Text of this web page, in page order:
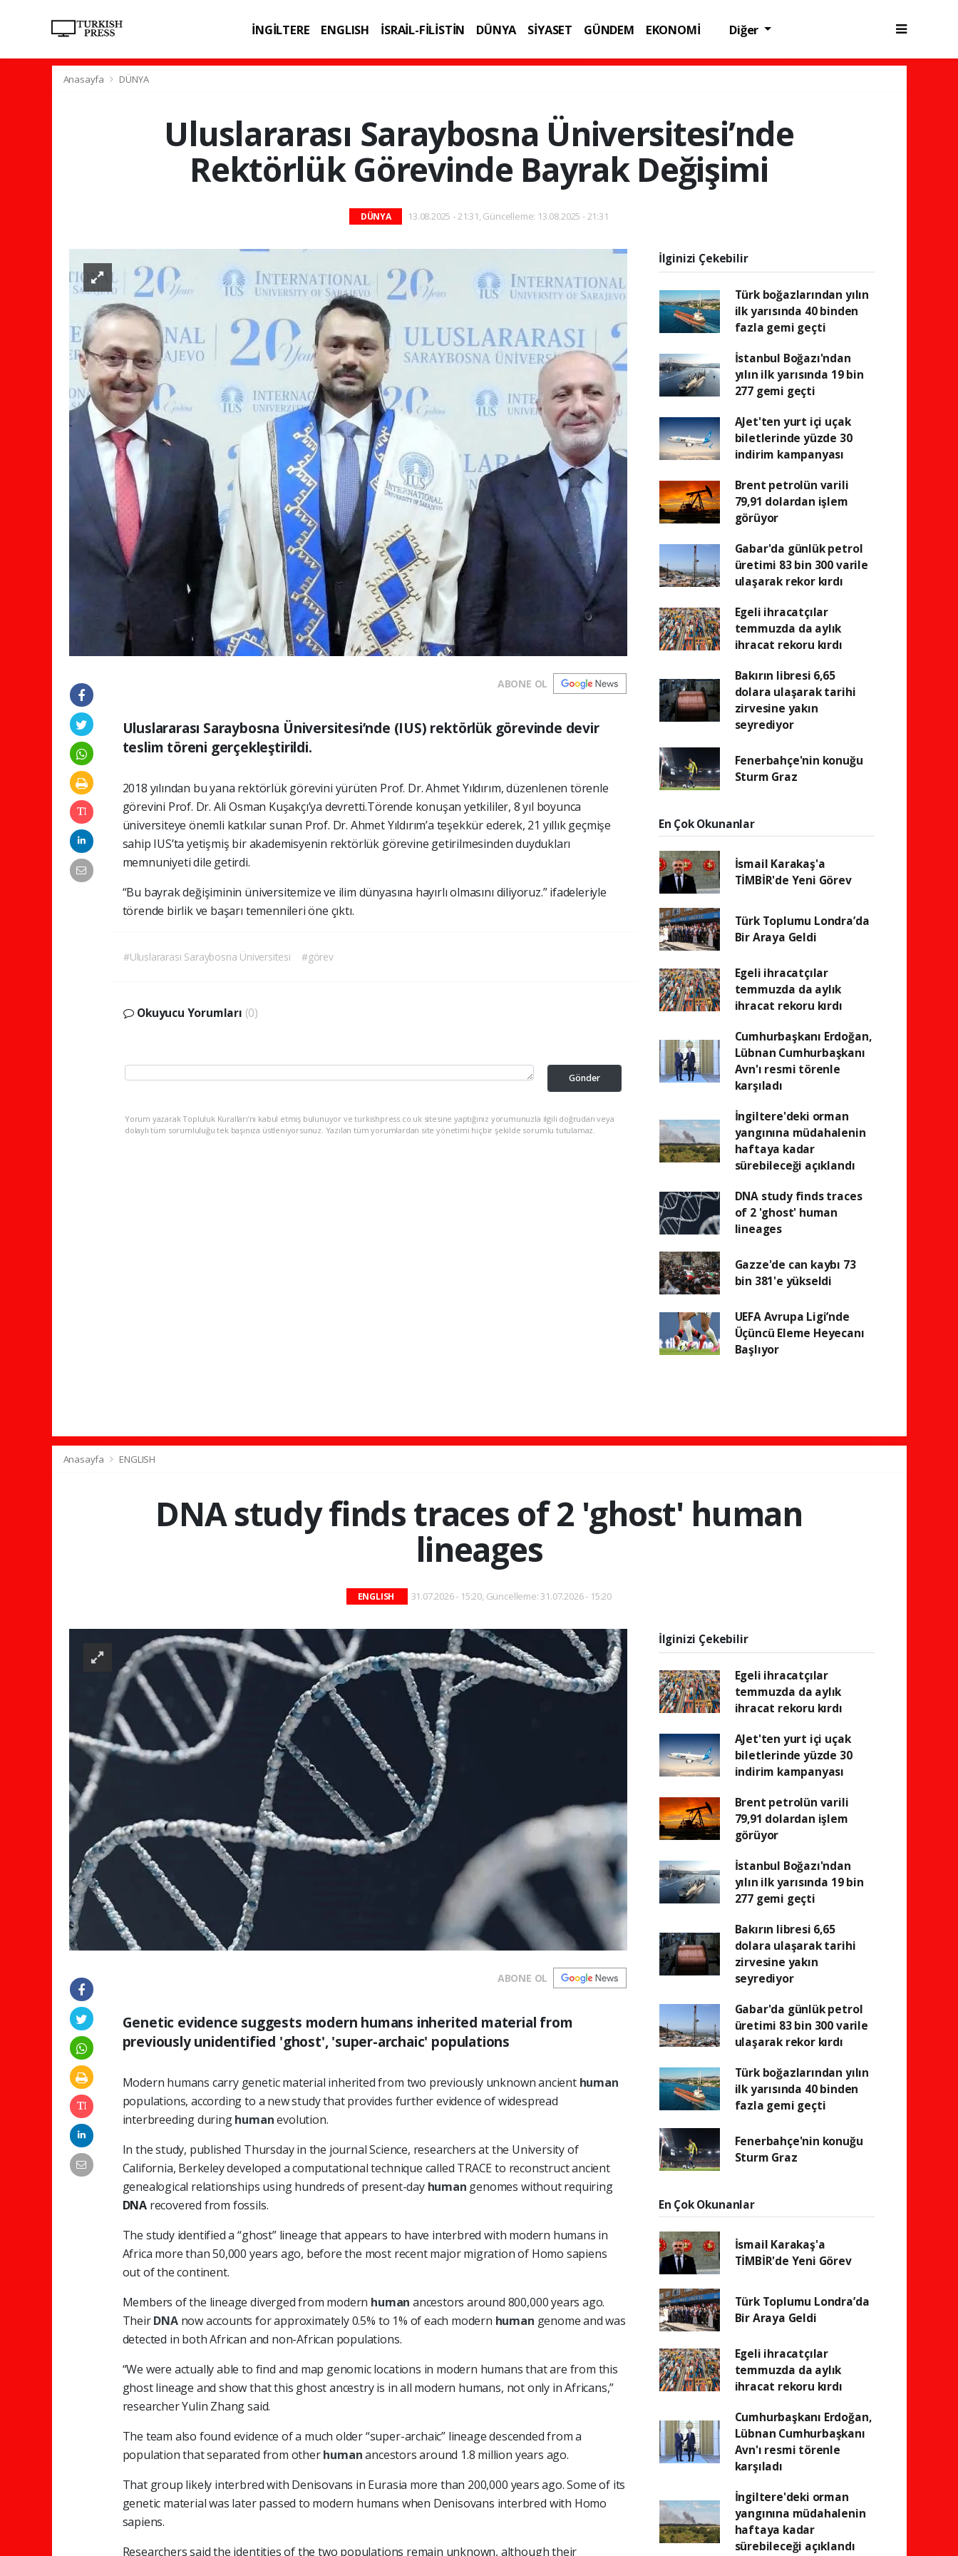
İNGİLTERE ENGLISH İSRAİL-FİLİSTİN DÜNYA SİYASET GÜNDEM
EKONOMİ
Diğer
Anasayfa DÜNYA
Uluslararası Saraybosna Üniversitesi’nde
Rektörlük Görevinde Bayrak Değişimi
DÜNYA 13.08.2025 - 21:31, Güncelleme: 13.08.2025 - 21:31
ABONE OL
Uluslararası Saraybosna Üniversitesi’nde (IUS) rektörlük görevinde devir
teslim töreni gerçekleştirildi.
2018 yılından bu yana rektörlük görevini yürüten Prof. Dr. Ahmet Yıldırım, düzenlenen törenle
görevini Prof. Dr. Ali Osman Kuşakçı’ya devretti.Törende konuşan yetkililer, 8 yıl boyunca
üniversiteye önemli katkılar sunan Prof. Dr. Ahmet Yıldırım’a teşekkür ederek, 21 yıllık geçmişe
sahip IUS’ta yetişmiş bir akademisyenin rektörlük görevine getirilmesinden duydukları
memnuniyeti dile getirdi.
“Bu bayrak değişiminin üniversitemize ve ilim dünyasına hayırlı olmasını diliyoruz.” ifadeleriyle
törende birlik ve başarı temennileri öne çıktı.
#Uluslararası Saraybosna Üniversitesi #görev
Okuyucu Yorumları (0)
Gönder
Yorum yazarak Topluluk Kuralları’nı kabul etmiş bulunuyor ve turkishpress.co.uk sitesine yaptığınız yorumunuzla ilgili doğrudan veya
dolaylı tüm sorumluluğu tek başınıza üstleniyorsunuz. Yazılan tüm yorumlardan site yönetimi hiçbir şekilde sorumlu tutulamaz.
İlginizi Çekebilir
Türk boğazlarından yılın
ilk yarısında 40 binden
fazla gemi geçti
İstanbul Boğazı'ndan
yılın ilk yarısında 19 bin
277 gemi geçti
AJet'ten yurt içi uçak
biletlerinde yüzde 30
indirim kampanyası
Brent petrolün varili
79,91 dolardan işlem
görüyor
Gabar'da günlük petrol
üretimi 83 bin 300 varile
ulaşarak rekor kırdı
Egeli ihracatçılar
temmuzda da aylık
ihracat rekoru kırdı
Bakırın libresi 6,65
dolara ulaşarak tarihi
zirvesine yakın
seyrediyor
Fenerbahçe'nin konuğu
Sturm Graz
En Çok Okunanlar
İsmail Karakaş'a
TİMBİR'de Yeni Görev
Türk Toplumu Londra’da
Bir Araya Geldi
Egeli ihracatçılar
temmuzda da aylık
ihracat rekoru kırdı
Cumhurbaşkanı Erdoğan,
Lübnan Cumhurbaşkanı
Avn'ı resmi törenle
karşıladı
İngiltere'deki orman
yangınına müdahalenin
haftaya kadar
sürebileceği açıklandı
DNA study finds traces
of 2 'ghost' human
lineages
Gazze'de can kaybı 73
bin 381'e yükseldi
UEFA Avrupa Ligi’nde
Üçüncü Eleme Heyecanı
Başlıyor
Anasayfa ENGLISH
DNA study finds traces of 2 'ghost' human
lineages
ENGLISH 31.07.2026 - 15:20, Güncelleme: 31.07.2026 - 15:20
ABONE OL
Genetic evidence suggests modern humans inherited material from
previously unidentified 'ghost', 'super-archaic' populations
Modern humans carry genetic material inherited from two previously unknown ancient human
populations, according to a new study that provides further evidence of widespread
interbreeding duringhumanevolution.
In the study, published Thursday in the journal Science, researchers at the University of
California, Berkeley developed a computational technique called TRACE to reconstruct ancient
genealogical relationships using hundreds of present-day human genomes without requiring
DNArecovered from fossils.
The study identified a “ghost” lineage that appears to have interbred with modern humans in
Africa more than 50,000 years ago, before the most recent major migration of Homo sapiens
out of the continent.
Members of the lineage diverged from modern human ancestors around 800,000 years ago.
TheirDNA now accounts for approximately 0.5% to 1% of each modern human genome and was
detected in both African and non-African populations.
“We were actually able to find and map genomic locations in modern humans that are from this
ghost lineage and show that this ghost ancestry is in all modern humans, not only in Africans,”
researcher Yulin Zhang said.
The team also found evidence of a much older “super-archaic” lineage descended from a
population that separated from otherhumanancestors around 1.8 million years ago.
That group likely interbred with Denisovans in Eurasia more than 200,000 years ago. Some of its
genetic material was later passed to modern humans when Denisovans interbred with Homo
sapiens.
Researchers said the identities of the two populations remain unknown, although their
İlginizi Çekebilir
Egeli ihracatçılar
temmuzda da aylık
ihracat rekoru kırdı
AJet'ten yurt içi uçak
biletlerinde yüzde 30
indirim kampanyası
Brent petrolün varili
79,91 dolardan işlem
görüyor
İstanbul Boğazı'ndan
yılın ilk yarısında 19 bin
277 gemi geçti
Bakırın libresi 6,65
dolara ulaşarak tarihi
zirvesine yakın
seyrediyor
Gabar'da günlük petrol
üretimi 83 bin 300 varile
ulaşarak rekor kırdı
Türk boğazlarından yılın
ilk yarısında 40 binden
fazla gemi geçti
Fenerbahçe'nin konuğu
Sturm Graz
En Çok Okunanlar
İsmail Karakaş'a
TİMBİR'de Yeni Görev
Türk Toplumu Londra’da
Bir Araya Geldi
Egeli ihracatçılar
temmuzda da aylık
ihracat rekoru kırdı
Cumhurbaşkanı Erdoğan,
Lübnan Cumhurbaşkanı
Avn'ı resmi törenle
karşıladı
İngiltere'deki orman
yangınına müdahalenin
haftaya kadar
sürebileceği açıklandı